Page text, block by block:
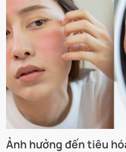
Ảnh hưởng đến tiêu